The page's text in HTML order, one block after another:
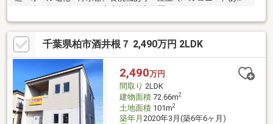
り・炭の換気システム・室内状態大変綺麗にお使いです
千葉県柏市酒井根７ 2,490万円 2LDK
2,490万円
間取り 2LDK
建物面積72.66m2
土地面積101m2
築年月 2020年3月(築6年6ヶ月)